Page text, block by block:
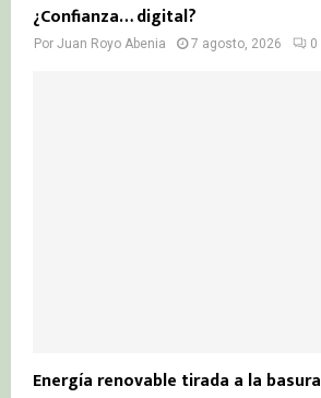
¿Confianza… digital?
Por Juan Royo Abenia 7 agosto, 2026 0
Energía renovable tirada a la basura